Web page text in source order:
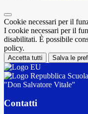
Cookie necessari per il
I cookie necessari per il
disabilitati. È possibile
policy.
Accetta tutti Salva le
"Don Salvatore Vitale"
Contatti